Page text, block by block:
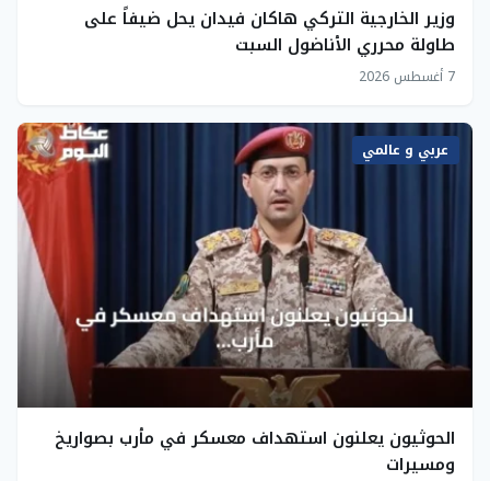
وزير الخارجية التركي هاكان فيدان يحل ضيفاً على
طاولة محرري الأناضول السبت
7 أغسطس 2026
عربي و عالمي
الحوثيون يعلنون استهداف معسكر في مأرب بصواريخ
ومسيرات